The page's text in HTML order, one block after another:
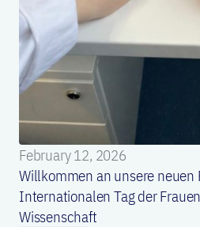
February 12, 2026
Willkommen an unsere
Internationalen Tag der
Wissenschaft